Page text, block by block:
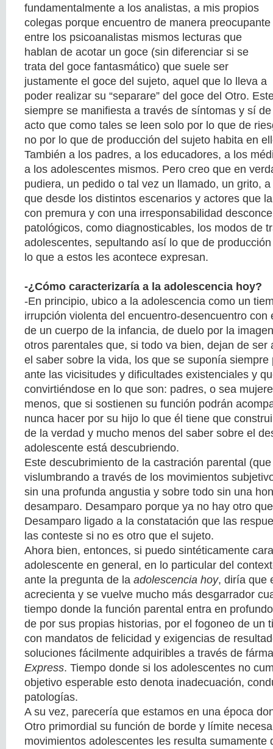
fundamentalmente a los analistas, a mis propios
colegas porque encuentro de manera preocupante
entre los psicoanalistas mismos lecturas que
hablan de acotar un goce (sin diferenciar si se
trata del goce fantasmático) que suele ser
justamente el goce del sujeto, aquel que lo lleva a
poder realizar su “separare” del goce del Otro.
siempre se manifiesta a través de síntomas y sí
acto que como tales se leen solo por lo que de
no por lo que de producción del sujeto habita en
También a los padres, a los educadores, a los
a los adolescentes mismos. Pero creo que en
pudiera, un pedido o tal vez un llamado, un grito,
que desde los distintos escenarios y actores que
con premura y con una irresponsabilidad
patológicos, como diagnosticables, los modos de
adolescentes, sepultando así lo que de
lo que a estos les acontece expresan.
-¿Cómo caracterizaría a la adolescencia hoy?
-En principio, ubico a la adolescencia como un
irrupción violenta del encuentro-desencuentro con
de un cuerpo de la infancia, de duelo por la
otros parentales que, si todo va bien, dejan de ser
el saber sobre la vida, los que se suponía
ante las vicisitudes y dificultades existenciales y
convirtiéndose en lo que son: padres, o sea
menos, que si sostienen su función podrán
nunca hacer por su hijo lo que él tiene que
de la verdad y mucho menos del saber sobre el
adolescente está descubriendo.
Este descubrimiento de la castración parental
vislumbrando a través de los movimientos
sin una profunda angustia y sobre todo sin una
desamparo. Desamparo porque ya no hay otro
Desamparo ligado a la constatación que las
las conteste si no es otro que el sujeto.
Ahora bien, entonces, si puedo sintéticamente
adolescente en general, en lo particular del
ante la pregunta de la adolescencia hoy, diría que
acrecienta y se vuelve mucho más desgarrador
tiempo donde la función parental entra en
de por sus propias historias, por el fogoneo de un
con mandatos de felicidad y exigencias de
soluciones fácilmente adquiribles a través de
Express. Tiempo donde si los adolescentes no
objetivo esperable esto denota inadecuación,
patologías.
A su vez, parecería que estamos en una época
Otro primordial su función de borde y límite
movimientos adolescentes les resulta sumamente